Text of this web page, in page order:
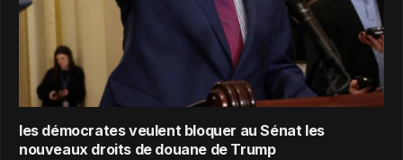
les démocrates veulent bloquer au Sénat les
nouveaux droits de douane de Trump